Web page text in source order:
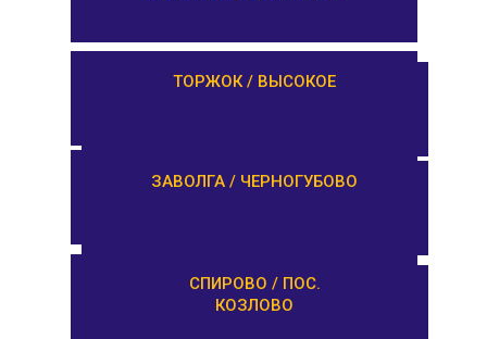
ЛИХОСЛАВЛЬ /
КАЛАШНИКОВО
ЕМЕЛЬЯНОВО / СТАРИЦА
ТУРГИНОВО /
ЗАПОВЕДНИК
ТОРЖОК / ВЫСОКОЕ
ЗАВОЛГА / ЧЕРНОГУБОВО
СПИРОВО / ПОС.
КОЗЛОВО